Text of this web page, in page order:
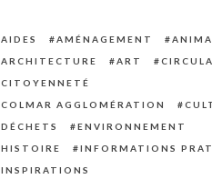
AIDES AMÉNAGEMENT
ARCHITECTURE
ART
CITOYENNETÉ
COLMAR AGGLOMÉRATION
DÉCHETS
ENVIRONNEMENT
HISTOIRE
INFORMATIONS
INSPIRATIONS